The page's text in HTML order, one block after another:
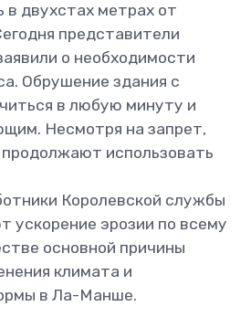
в двухстах метрах от
представители
о необходимости
Обрушение здания с
в любую минуту и
Несмотря на запрет,
использовать
Королевской службы
ускорение эрозии по всему
основной причины
климата и
в Ла-Манше.